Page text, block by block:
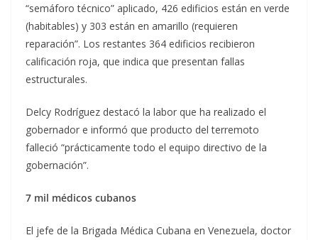
“semáforo técnico” aplicado, 426 edificios están en verde
(habitables) y 303 están en amarillo (requieren
reparación”. Los restantes 364 edificios recibieron
calificación roja, que indica que presentan fallas
estructurales.
Delcy Rodríguez destacó la labor que ha realizado el
gobernador e informó que producto del terremoto
falleció “prácticamente todo el equipo directivo de la
gobernación”.
7 mil médicos cubanos
El jefe de la Brigada Médica Cubana en Venezuela, doctor